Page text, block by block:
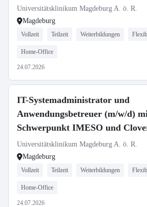
Abteilung Klinische
UMMD changeMITdigital GmbH
Universitätsklinikum Magdeburg A. ö. R.
Magdeburg
Vollzeit Teilzeit Weiterbildungen
Home-Office
24.07.2026
IT-Systemadministrator und
Anwendungsbetreuer (m/w/d)
Schwerpunkt IMESO und
– Abteilung Klinische
– UMMD changeMITdigital
Universitätsklinikum Magdeburg A. ö. R.
Magdeburg
Vollzeit Teilzeit Weiterbildungen
Home-Office
24.07.2026